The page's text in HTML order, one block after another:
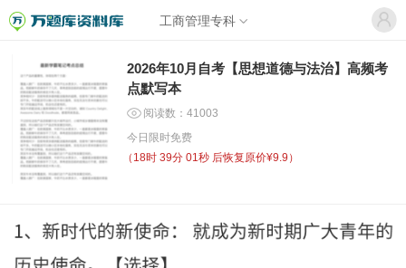
工商管理专科
2026年10月自考【思想道德与法治】高频考
点默写本
阅读数：41003
今日限时免费
（ 18时 39分 01秒 后恢复原价¥9.9）